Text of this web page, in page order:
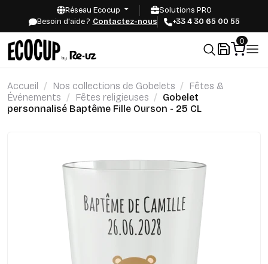
Réseau Ecocup
Solutions PRO
Besoin d'aide ? Contactez-nous +33 4 30 65 00 55
0
Accueil Nos collections de Gobelets
Fêtes &
Événements
Fêtes religieuses
Gobelet
personnalisé Baptême Fille Ourson - 25 CL